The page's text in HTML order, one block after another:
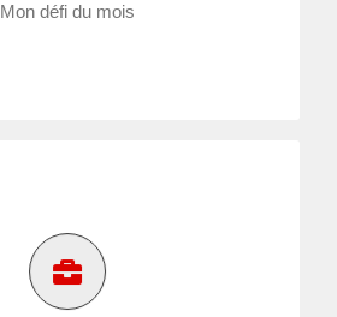
Mon défi du mois